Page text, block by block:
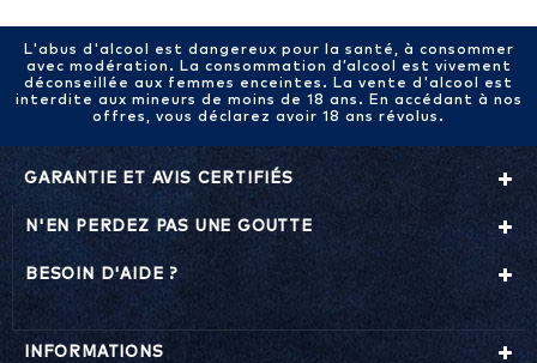
L'abus d'alcool est dangereux pour la santé, à consommer
avec modération. La consommation d’alcool est vivement
déconseillée aux femmes enceintes. La vente d'alcool est
interdite aux mineurs de moins de 18 ans. En accédant à nos
offres, vous déclarez avoir 18 ans révolus.
GARANTIE ET AVIS CERTIFIÉS
N'EN PERDEZ PAS UNE GOUTTE
BESOIN D'AIDE ?
INFORMATIONS